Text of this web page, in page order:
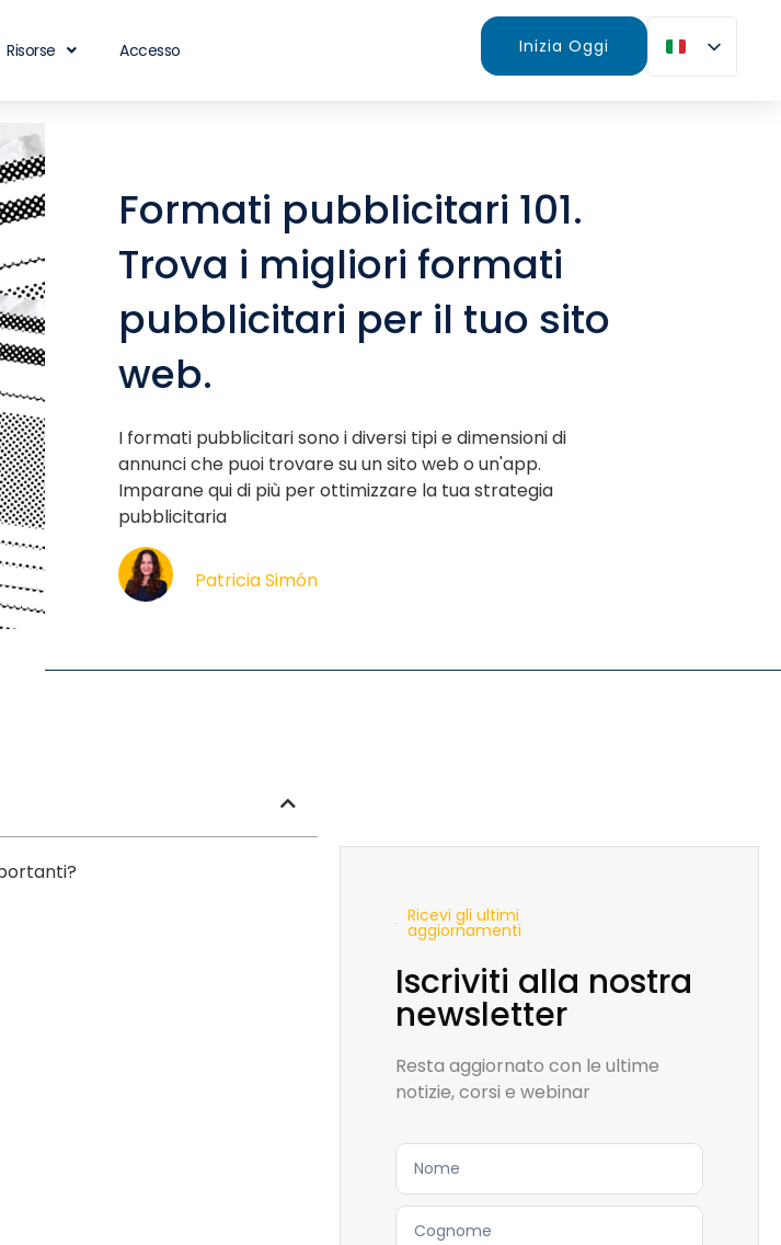
Risorse Accesso Inizia Oggi
Formati pubblicitari 101.
Trova i migliori formati
pubblicitari per il tuo sito
web.
I formati pubblicitari sono i diversi tipi e dimensioni di
annunci che puoi trovare su un sito web o un'app.
Imparane qui di più per ottimizzare la tua strategia
pubblicitaria
Patricia Simón
Ricevi gli ultimi
aggiornamenti
Iscriviti alla nostra
newsletter
Resta aggiornato con le ultime
notizie, corsi e webinar